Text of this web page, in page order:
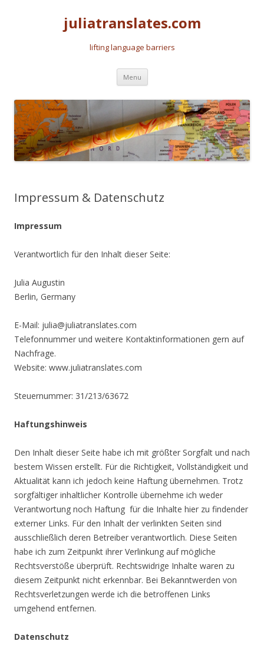
juliatranslates.com
lifting language barriers
Menu Skip to content
Impressum & Datenschutz
Impressum
Verantwortlich für den Inhalt dieser Seite:
Julia Augustin
Berlin, Germany
E-Mail: julia@juliatranslates.com
Telefonnummer und weitere Kontaktinformationen gern auf
Nachfrage.
Website: www.juliatranslates.com
Steuernummer: 31/213/63672
Haftungshinweis
Den Inhalt dieser Seite habe ich mit größter Sorgfalt und nach
bestem Wissen erstellt. Für die Richtigkeit, Vollständigkeit und
Aktualität kann ich jedoch keine Haftung übernehmen. Trotz
sorgfältiger inhaltlicher Kontrolle übernehme ich weder
Verantwortung noch Haftung für die Inhalte hier zu findender
externer Links. Für den Inhalt der verlinkten Seiten sind
ausschließlich deren Betreiber verantwortlich. Diese Seiten
habe ich zum Zeitpunkt ihrer Verlinkung auf mögliche
Rechtsverstöße überprüft. Rechtswidrige Inhalte waren zu
diesem Zeitpunkt nicht erkennbar. Bei Bekanntwerden von
Rechtsverletzungen werde ich die betroffenen Links
umgehend entfernen.
Datenschutz